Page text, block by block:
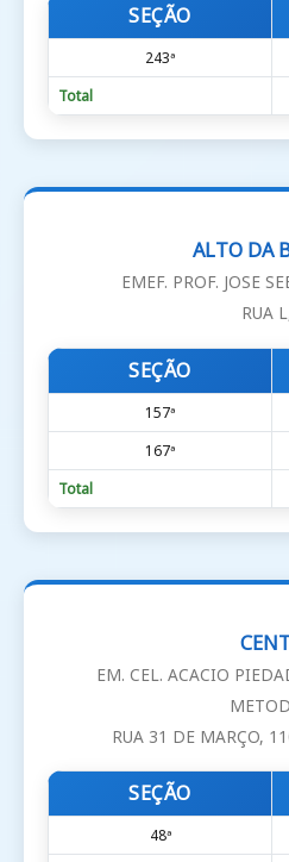
SEÇÃO
243ª
Total
ALTO DA
EMEF. PROF. JOSE
RUA
SEÇÃO
157ª
167ª
Total
EM. CEL. ACACIO
RUA 31 DE MARÇO,
SEÇÃO
48ª